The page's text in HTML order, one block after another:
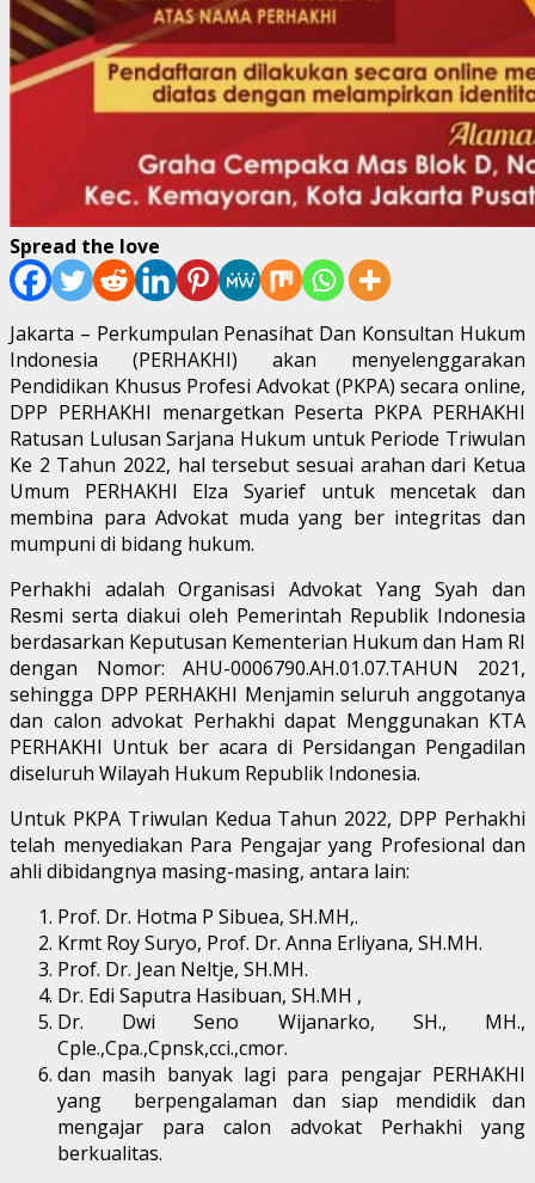
Spread the love
Jakarta – Perkumpulan Penasihat Dan Konsultan Hukum
Indonesia (PERHAKHI) akan menyelenggarakan
Pendidikan Khusus Profesi Advokat (PKPA) secara online,
DPP PERHAKHI menargetkan Peserta PKPA PERHAKHI
Ratusan Lulusan Sarjana Hukum untuk Periode Triwulan
Ke 2 Tahun 2022, hal tersebut sesuai arahan dari Ketua
Umum PERHAKHI Elza Syarief untuk mencetak dan
membina para Advokat muda yang ber integritas dan
mumpuni di bidang hukum.
Perhakhi adalah Organisasi Advokat Yang Syah dan
Resmi serta diakui oleh Pemerintah Republik Indonesia
berdasarkan Keputusan Kementerian Hukum dan Ham RI
dengan Nomor: AHU-0006790.AH.01.07.TAHUN 2021,
sehingga DPP PERHAKHI Menjamin seluruh anggotanya
dan calon advokat Perhakhi dapat Menggunakan KTA
PERHAKHI Untuk ber acara di Persidangan Pengadilan
diseluruh Wilayah Hukum Republik Indonesia.
Untuk PKPA Triwulan Kedua Tahun 2022, DPP Perhakhi
telah menyediakan Para Pengajar yang Profesional dan
ahli dibidangnya masing-masing, antara lain:
Prof. Dr. Hotma P Sibuea, SH.MH,.
Krmt Roy Suryo, Prof. Dr. Anna Erliyana, SH.MH.
Prof. Dr. Jean Neltje, SH.MH.
Dr. Edi Saputra Hasibuan, SH.MH ,
Dr. Dwi Seno Wijanarko, SH., MH.,
Cple.,Cpa.,Cpnsk,cci.,cmor.
dan masih banyak lagi para pengajar PERHAKHI
yang berpengalaman dan siap mendidik dan
mengajar para calon advokat Perhakhi yang
berkualitas.